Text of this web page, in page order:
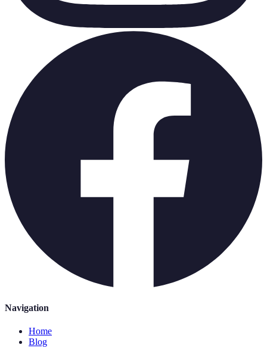
Navigation
Home
Blog